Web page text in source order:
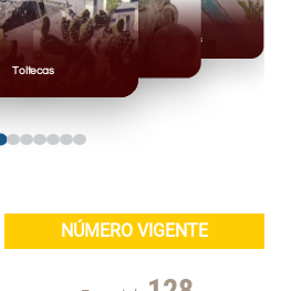
Toltecas
Mexicas
NÚMERO VIGENTE